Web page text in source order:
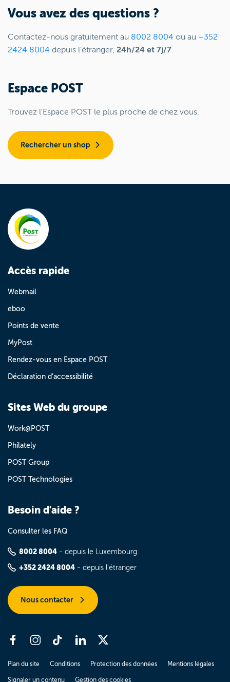
Vous avez des questions ?
Contactez-nous gratuitement au 8002 8004 ou au +352
2424 8004 depuis l'étranger, 24h/24 et 7j/7.
Espace POST
Trouvez l'Espace POST le plus proche de chez vous.
Rechercher un shop
Accès rapide
Webmail
eboo
Points de vente
MyPost
Rendez-vous en Espace POST
Déclaration d’accessibilité
Sites Web du groupe
Work@POST
Philately
POST Group
POST Technologies
Besoin d'aide ?
Consulter les FAQ
8002 8004 - depuis le Luxembourg
+352 2424 8004 - depuis l'étranger
Nous contacter
Plan du site Conditions Protection des données Mentions légales
Signaler un contenu Gestion des cookies